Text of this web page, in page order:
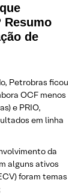
de
Petrobras ficou
OCF menos
e PRIO,
em linha
da
alguns ativos
foram temas